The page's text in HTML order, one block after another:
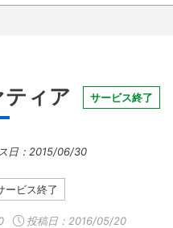
ィア サービス終了
日：2015/06/30
ービス終了
投稿日：2016/05/20